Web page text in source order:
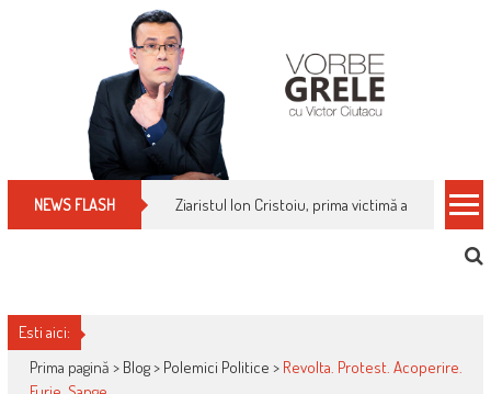
NEWS FLASH Ziaristul Ion Cristoiu, prima victimă a noi
Esti aici:
Prima pagină > Blog> Polemici Politice > Revolta. Protest. Acoperire.